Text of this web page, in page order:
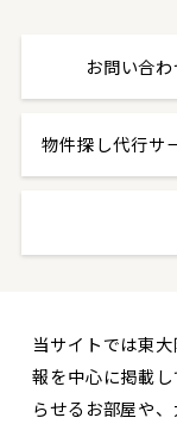
お問い合
物件探し代行サ
当サイトでは東
報を中心に掲載
らせるお部屋や